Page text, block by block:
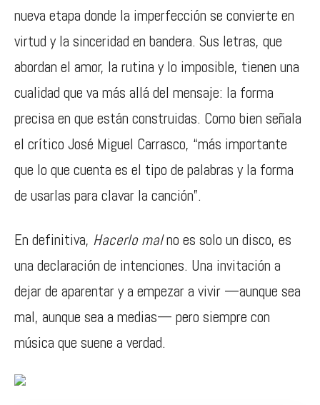
nueva etapa donde la imperfección se convierte en
virtud y la sinceridad en bandera. Sus letras, que
abordan el amor, la rutina y lo imposible, tienen una
cualidad que va más allá del mensaje: la forma
precisa en que están construidas. Como bien señala
el crítico José Miguel Carrasco, “más importante
que lo que cuenta es el tipo de palabras y la forma
de usarlas para clavar la canción”.
En definitiva, Hacerlo malno es solo un disco, es
una declaración de intenciones. Una invitación a
dejar de aparentar y a empezar a vivir —aunque sea
mal, aunque sea a medias— pero siempre con
música que suene a verdad.